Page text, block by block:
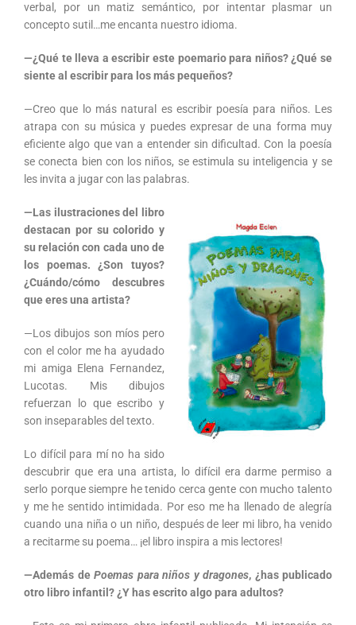
verbal, por un matiz semántico, por intentar plasmar un
concepto sutil…me encanta nuestro idioma.
—¿Qué te lleva a escribir este poemario para niños? ¿Qué se
siente al escribir para los más pequeños?
—Creo que lo más natural es escribir poesía para niños. Les
atrapa con su música y puedes expresar de una forma muy
eficiente algo que van a entender sin dificultad. Con la poesía
se conecta bien con los niños, se estimula su inteligencia y se
les invita a jugar con las palabras.
—Las ilustraciones del libro
destacan por su colorido y
su relación con cada uno de
los poemas. ¿Son tuyos?
¿Cuándo/cómo descubres
que eres una artista?
—Los dibujos son míos pero
con el color me ha ayudado
mi amiga Elena Fernandez,
Lucotas. Mis dibujos
refuerzan lo que escribo y
son inseparables del texto.
Lo difícil para mí no ha sido
descubrir que era una artista, lo difícil era darme permiso a
serlo porque siempre he tenido cerca gente con mucho talento
y me he sentido intimidada. Por eso me ha llenado de alegría
cuando una niña o un niño, después de leer mi libro, ha venido
a recitarme su poema… ¡el libro inspira a mis lectores!
—Además de Poemas para niños y dragones, ¿has publicado
otro libro infantil? ¿Y has escrito algo para adultos?